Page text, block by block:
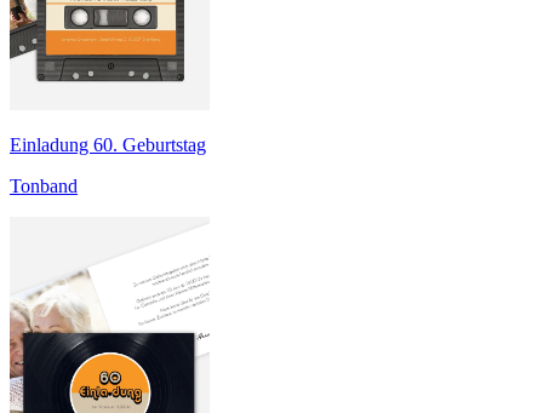
Einladung 60. Geburtstag
Tonband